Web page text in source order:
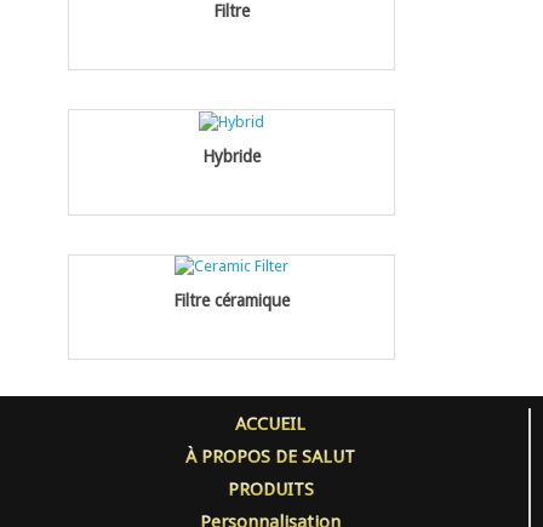
Filtre
Hybride
Filtre céramique
ACCUEIL
À PROPOS DE SALUT
PRODUITS
Personnalisation